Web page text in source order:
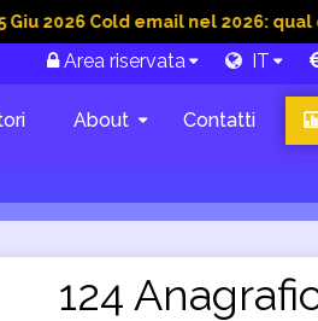
Cold email nel 2026: qual è il
Area riservata IT
About Contatti
124